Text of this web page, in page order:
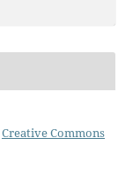
Creative Commons